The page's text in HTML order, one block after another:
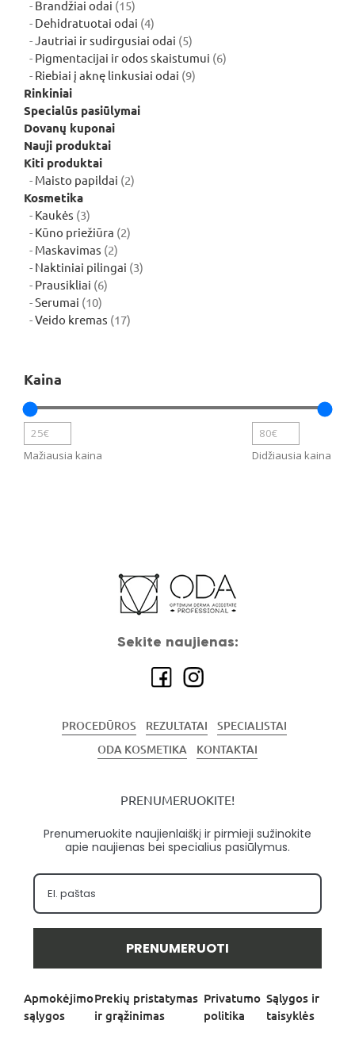
Brandžiai odai 1515
produktų
Dehidratuotai odai 44
produktai
Jautriai ir sudirgusiai odai 55
produktai
Pigmentacijai ir odos skaistumui 66
Riebiai į aknę linkusiai odai 99
Rinkiniai
Specialūs pasiūlymai
Dovanų kuponai
Nauji produktai
Kiti produktai
Maisto papildai 22
Kosmetika
Kaukės 33
produktai
Kūno priežiūra 22
Maskavimas 22
produktai
Naktiniai pilingai 33
Prausikliai 66
Serumai 1010
produktų
Veido kremas 1717
Kaina
Mažiausia kaina Didžiausia kaina
Sekite naujienas:
PROCEDŪROS REZULTATAI
SPECIALISTAI
ODA KOSMETIKA
KONTAKTAI
PRENUMERUOKITE!
Prenumeruokite naujienlaiškį ir pirmieji sužinokite
apie naujienas bei specialius pasiūlymus.
PRENUMERUOTI
Apmokėjimo
sąlygos
Prekių pristatymas
ir grąžinimas
Privatumo
politika
Sąlygos ir
taisyklės